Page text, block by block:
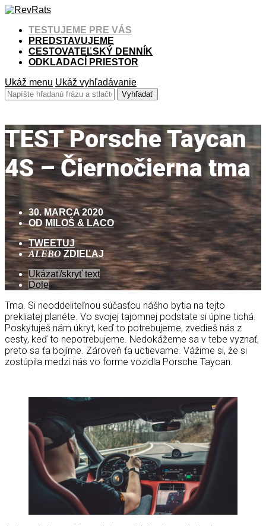
TESTUJEME PRE VÁS
PREDSTAVUJEME
CESTOVATEĽSKÝ DENNÍK
ODKLADACÍ PRIESTOR
Ukáž menu Ukáž vyhľadávanie
TEST Porsche Taycan
4S – Čiernočierna tma
30. MARCA 2020
OD MILOŠ & LACO
TWEETUJ
ALEBOZDIEĽAJ
Ukázať/skryť text
Dole
Tma. Si neoddeliteľnou súčasťou nášho bytia na tejto
prekliatej planéte. Vo svojej tajomnej podstate si úplne tichá.
Poskytuješ nám úkryt, keď to potrebujeme, zvedieš nás z
cesty, keď to nepotrebujeme. Nedokážeme sa v tebe vyznať,
preto sa ťa bojíme. Zároveň ťa uctievame. Vážime si, že si
zostúpila medzi nás vo forme vozidla Porsche Taycan.